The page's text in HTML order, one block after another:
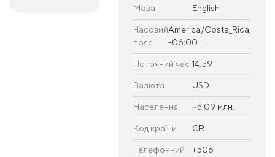
Мова English
Часовий
пояс
America/Costa_Rica,
-06:00
Поточний час 14:59
Валюта USD
Населення ~5.09 млн.
Код країни CR
Телефонний
+506